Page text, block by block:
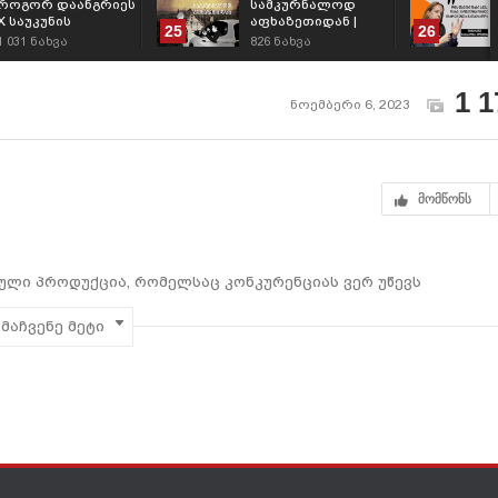
დაანგრიეს
საუკუნის
ძეგლი
031 ნახვა
25
სამკურნალოდ
აფხაზეთიდან |
პროცესი
826 ნახვა
26
ნოემბერი 6, 2023 1
მომწონს
პროდუქცია, რომელსაც კონკურენციას ვერ უწევს
მაჩვენე მეტი